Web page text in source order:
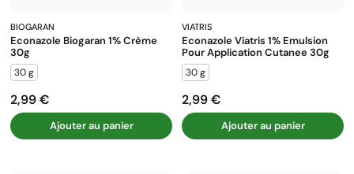
BIOGARAN
Econazole Biogaran 1% Crème
30g
30 g
Prix
2,99 €
Ajouter au panier
VIATRIS
Econazole Viatris 1% Emulsion
Pour Application Cutanee 30g
30 g
Prix
2,99 €
Ajouter au panier